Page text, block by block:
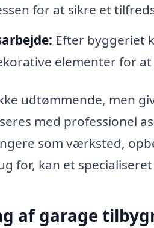
for at sikre et
Efter byggeriet
elementer for
udtømmende, men
med professionel
som værksted,
for, kan et
af garage